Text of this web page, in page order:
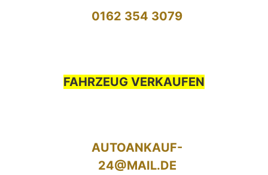
0162 354 3079
FAHRZEUG VERKAUFEN
AUTOANKAUF-
24@MAIL.DE